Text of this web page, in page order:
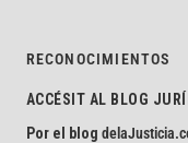
RECONOCIMIENTOS
ACCÉSIT AL BLOG
Por el blog